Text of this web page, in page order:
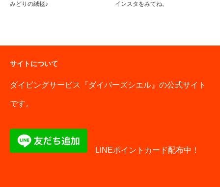
みどりの絨毯♪ インスタをみてね。
サイトについて
ダイビングサービス『ダイバーズシエル』の公式サイト
です。
LINEポイントカード配布中！